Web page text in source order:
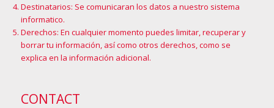
Destinatarios: Se comunicaran los datos a nuestro sistema
informatico.
Derechos: En cualquier momento puedes limitar, recuperar y
borrar tu información, así como otros derechos, como se
explica en la información adicional.
CONTACT